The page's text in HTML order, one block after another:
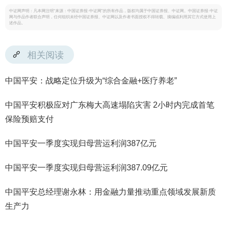
中证网声明：凡本网注明“来源：中国证券报·中证网”的所有作品，版权均属于中国证券报、中证网。中国证券报·中证
网与作品作者联合声明，任何组织未经中国证券报、中证网以及作者书面授权不得转载、摘编或利用其它方式使用上
述作品。
相关阅读
中国平安：战略定位升级为“综合金融+医疗养老”
中国平安积极应对广东梅大高速塌陷灾害 2小时内完成首笔
保险预赔支付
中国平安一季度实现归母营运利润387亿元
中国平安一季度实现归母营运利润387.09亿元
中国平安总经理谢永林：用金融力量推动重点领域发展新质
生产力